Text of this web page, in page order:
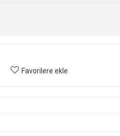
Favorilere ekle